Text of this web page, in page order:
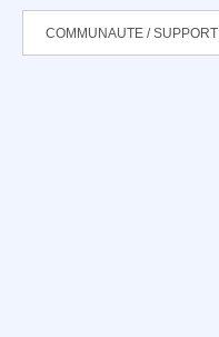
COMMUNAUTE / SUPPORT